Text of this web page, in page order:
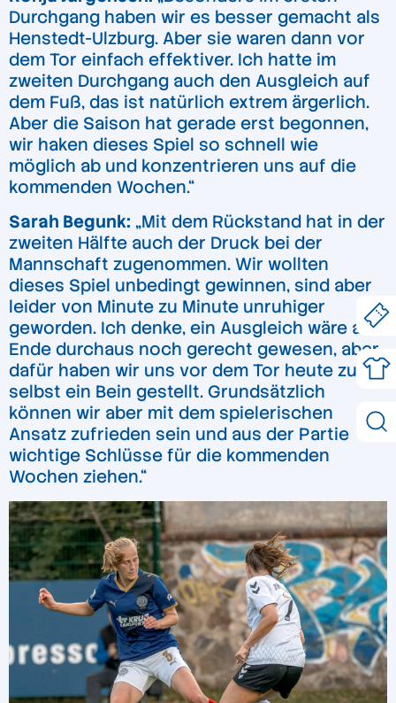
Durchgang haben wir es besser gemacht als
Henstedt-Ulzburg. Aber sie waren dann vor
dem Tor einfach effektiver. Ich hatte im
zweiten Durchgang auch den Ausgleich auf
dem Fuß, das ist natürlich extrem ärgerlich.
Aber die Saison hat gerade erst begonnen,
wir haken dieses Spiel so schnell wie
möglich ab und konzentrieren uns auf die
kommenden Wochen.“
Sarah Begunk: „Mit dem Rückstand hat in der
zweiten Hälfte auch der Druck bei der
Mannschaft zugenommen. Wir wollten
dieses Spiel unbedingt gewinnen, sind aber
leider von Minute zu Minute unruhiger
geworden. Ich denke, ein Ausgleich wäre am
Ende durchaus noch gerecht gewesen, aber
dafür haben wir uns vor dem Tor heute zu oft
selbst ein Bein gestellt. Grundsätzlich
können wir aber mit dem spielerischen
Ansatz zufrieden sein und aus der Partie
wichtige Schlüsse für die kommenden
Wochen ziehen.“